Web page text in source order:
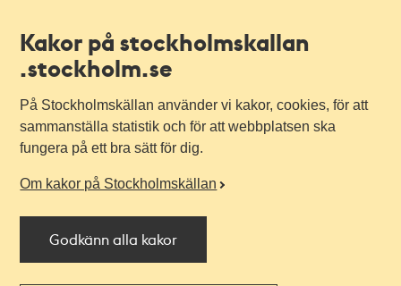
Kakor på stockholmskallan
.stockholm.se
På Stockholmskällan använder vi kakor, cookies, för att
sammanställa statistik och för att webbplatsen ska
fungera på ett bra sätt för dig.
Om kakor på Stockholmskällan
Godkänn alla kakor